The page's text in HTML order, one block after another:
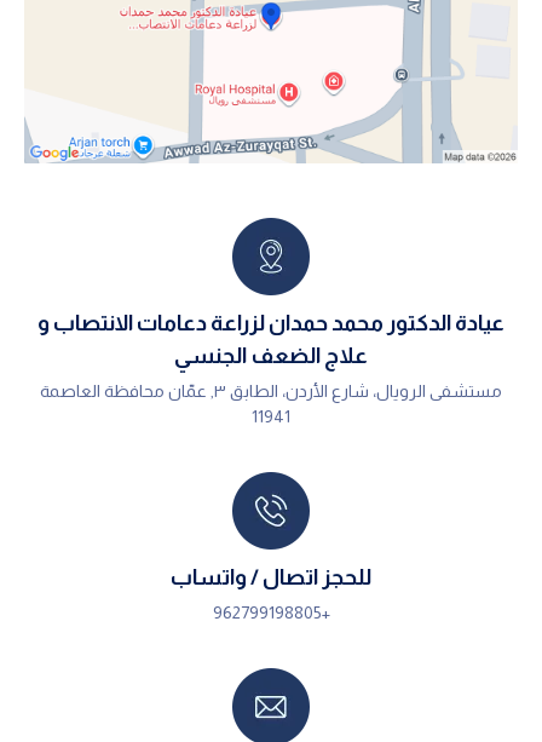
عيادة الدكتور محمد حمدان لزراعة دعامات الانتصاب و
علاج الضعف الجنسي
مستشفى الرويال، شارع الأردن، الطابق ٣, عمّان محافظة العاصمة
11941
للحجز اتصال / واتساب
+962799198805